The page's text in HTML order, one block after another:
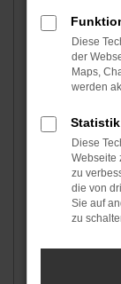
Fahrzeugtyp
Kraftstoffart
Diese
der
Maps,
werden
Diese
Webseite
zu
die von
Sie auf
zu